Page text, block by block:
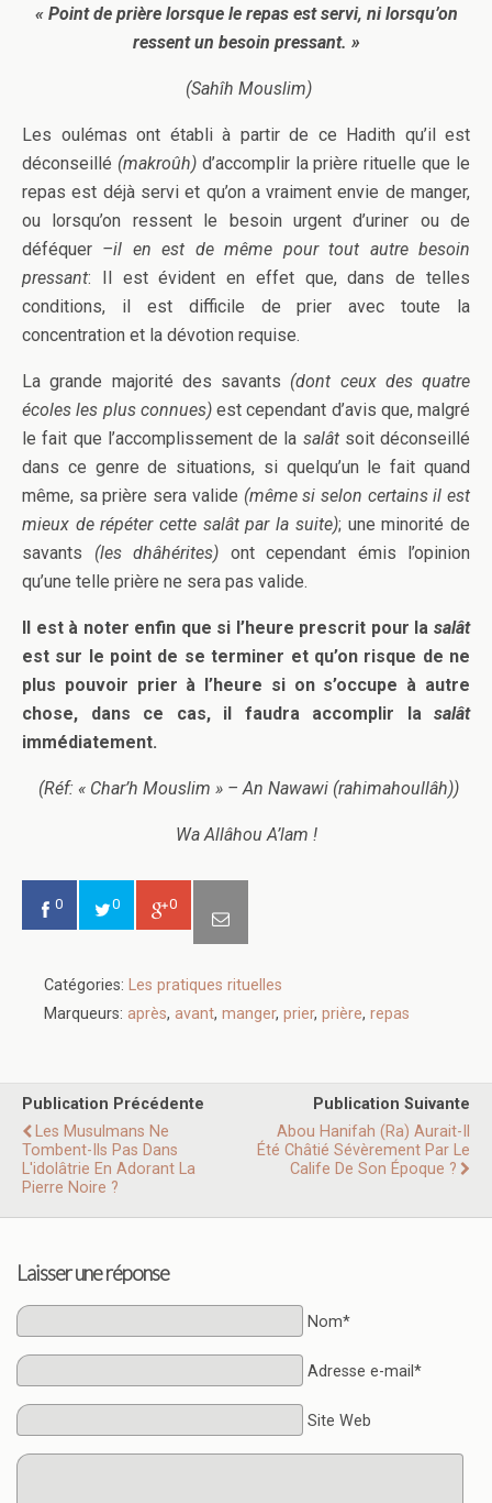
« Point de prière lorsque le repas est servi, ni lorsqu’on
ressent un besoin pressant. »
(Sahîh Mouslim)
Les oulémas ont établi à partir de ce Hadith qu’il est
déconseillé (makroûh) d’accomplir la prière rituelle que le
repas est déjà servi et qu’on a vraiment envie de manger,
ou lorsqu’on ressent le besoin urgent d’uriner ou de
déféquer –il en est de même pour tout autre besoin
pressant: Il est évident en effet que, dans de telles
conditions, il est difficile de prier avec toute la
concentration et la dévotion requise.
La grande majorité des savants (dont ceux des quatre
écoles les plus connues) est cependant d’avis que, malgré
le fait que l’accomplissement de la salâtsoit déconseillé
dans ce genre de situations, si quelqu’un le fait quand
même, sa prière sera valide (même si selon certains il est
mieux de répéter cette salât par la suite); une minorité de
savants (les dhâhérites) ont cependant émis l’opinion
qu’une telle prière ne sera pas valide.
Il est à noter enfin que si l’heure prescrit pour la salât
est sur le point de se terminer et qu’on risque de ne
plus pouvoir prier à l’heure si on s’occupe à autre
chose, dans ce cas, il faudra accomplir la salât
immédiatement.
(Réf: « Char’h Mouslim » – An Nawawi (rahimahoullâh))
Wa Allâhou A’lam !
0 0 0
Catégories: Les pratiques rituelles
Marqueurs: après, avant, manger, prier, prière, repas
Publication Précédente
Les Musulmans Ne
Tombent-Ils Pas Dans
L'idolâtrie En Adorant La
Pierre Noire ?
Publication Suivante
Abou Hanifah (ra) Aurait-Il
Été Châtié Sévèrement Par Le
Calife De Son Époque ?
Laisser une réponse
Nom*
Adresse e-mail*
Site Web